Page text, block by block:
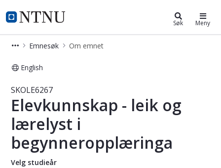
NTNU Hjemmeside
Studier Søk Meny
Emnesøk Om emnet
English
Emne - Elevkunnskap - leik og
SKOLE6267
Elevkunnskap - leik og
lærelyst i
begynneropplæringa
Velg studieår